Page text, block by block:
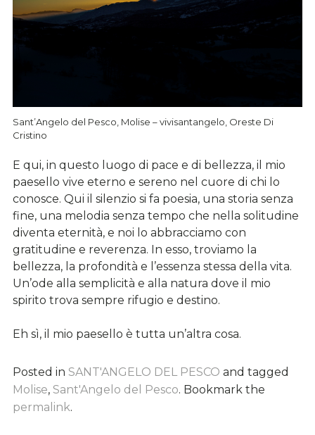
Sant’Angelo del Pesco, Molise – vivisantangelo, Oreste Di
Cristino
E qui, in questo luogo di pace e di bellezza, il mio
paesello vive eterno e sereno nel cuore di chi lo
conosce. Qui il silenzio si fa poesia, una storia senza
fine, una melodia senza tempo che nella solitudine
diventa eternità, e noi lo abbracciamo con
gratitudine e reverenza. In esso, troviamo la
bellezza, la profondità e l’essenza stessa della vita.
Un’ode alla semplicità e alla natura dove il mio
spirito trova sempre rifugio e destino.
Eh sì, il mio paesello è tutta un’altra cosa.
Posted in SANT'ANGELO DEL PESCO and tagged
Molise, Sant'Angelo del Pesco. Bookmark the
permalink.